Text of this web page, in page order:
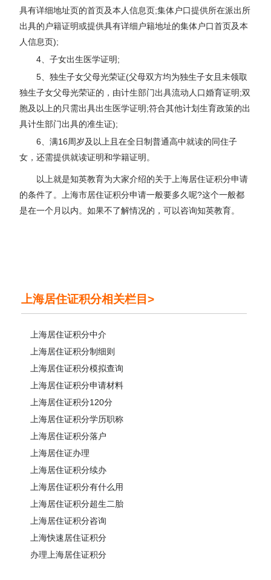
具有详细地址页的首页及本人信息页;集体户口提供所在派出所
出具的户籍证明或提供具有详细户籍地址的集体户口首页及本
人信息页);
4、子女出生医学证明;
5、独生子女父母光荣证(父母双方均为独生子女且未领取
独生子女父母光荣证的，由计生部门出具流动人口婚育证明;双
胞及以上的只需出具出生医学证明;符合其他计划生育政策的出
具计生部门出具的准生证);
6、满16周岁及以上且在全日制普通高中就读的同住子
女，还需提供就读证明和学籍证明。
以上就是知英教育为大家介绍的关于上海居住证积分申请
的条件了。上海市居住证积分申请一般要多久呢?这个一般都
是在一个月以内。如果不了解情况的，可以咨询知英教育。
上海居住证积分相关栏目>
上海居住证积分中介
上海居住证积分制细则
上海居住证积分模拟查询
上海居住证积分申请材料
上海居住证积分120分
上海居住证积分学历职称
上海居住证积分落户
上海居住证办理
上海居住证积分续办
上海居住证积分有什么用
上海居住证积分超生二胎
上海居住证积分咨询
上海快速居住证积分
办理上海居住证积分